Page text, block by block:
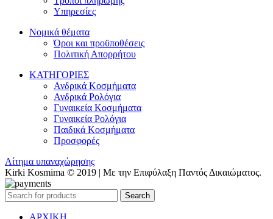
Υπηρεσίες
Νομικά θέματα
Όροι και προϋποθέσεις
Πολιτική Απορρήτου
ΚΑΤΗΓΟΡΙΕΣ
Ανδρικά Κοσμήματα
Ανδρικά Ρολόγια
Γυναικεία Κοσμήματα
Γυναικεία Ρολόγια
Παιδικά Κοσμήματα
Προσφορές
Αίτημα υπαναχώρησης
Kirki Kosmima © 2019 | Με την Επιφύλαξη Παντός Δικαιώματος.
Search